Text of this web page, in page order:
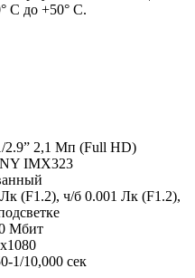
С до +50° С.
2.9” 2,1 Мп (Full HD)
IMX323
(F1.2), ч/б 0.001 Лк (F1.2),
Мбит
1/10,000 сек